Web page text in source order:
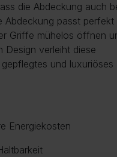
die Abdeckung auch
Abdeckung passt perfekt
Griffe mühelos öffnen
Design verleiht diese
und luxuriöses
Energiekosten